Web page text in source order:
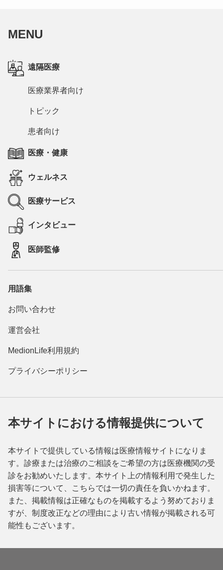
MENU
遠隔医療
医療業界者向け
トピック
患者向け
医療・健康
ウェルネス
医療サービス
インタビュー
医師監修
用語集
お問い合わせ
運営会社
MedionLife利用規約
プライバシーポリシー
本サイトにおける情報提供について
本サイトで提供している情報は医療情報サイトになりま
す。診療または治療のご相談をご希望の方は医療機関の受
診をお勧めいたします。本サイト上の情報利用で発生した
損害等について、こちらでは一切の責任を負いかねます。
また、掲載情報は正確なものを掲載するよう努めておりま
すが、制度改正などの理由により古い情報が掲載される可
能性もございます。